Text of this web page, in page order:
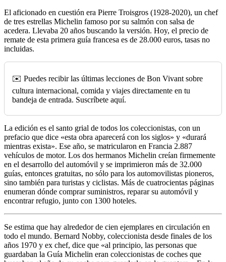
El aficionado en cuestión era Pierre Troisgros (1928-2020), un chef
de tres estrellas Michelin famoso por su salmón con salsa de
acedera. Llevaba 20 años buscando la versión. Hoy, el precio de
remate de esta primera guía francesa es de 28.000 euros, tasas no
incluidas.
✉️ Puedes recibir las últimas lecciones de Bon Vivant sobre
cultura internacional, comida y viajes directamente en tu
bandeja de entrada. Suscríbete aquí.
La edición es el santo grial de todos los coleccionistas, con un
prefacio que dice «esta obra aparecerá con los siglos» y «durará
mientras exista». Ese año, se matricularon en Francia 2.887
vehículos de motor. Los dos hermanos Michelin creían firmemente
en el desarrollo del automóvil y se imprimieron más de 32.000
guías, entonces gratuitas, no sólo para los automovilistas pioneros,
sino también para turistas y ciclistas. Más de cuatrocientas páginas
enumeran dónde comprar suministros, reparar su automóvil y
encontrar refugio, junto con 1300 hoteles.
Se estima que hay alrededor de cien ejemplares en circulación en
todo el mundo. Bernard Nobby, coleccionista desde finales de los
años 1970 y ex chef, dice que «al principio, las personas que
guardaban la Guía Michelin eran coleccionistas de coches que